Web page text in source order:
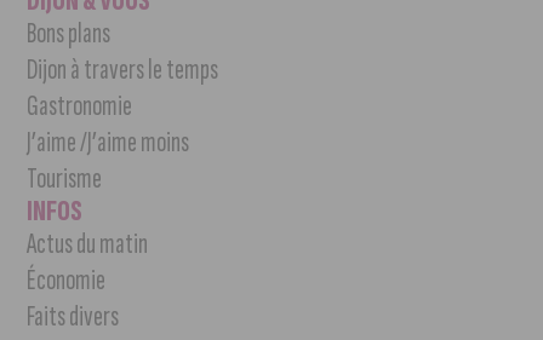
Bons plans
Dijon à travers le temps
Gastronomie
J’aime /J’aime moins
Tourisme
INFOS
Actus du matin
Économie
Faits divers